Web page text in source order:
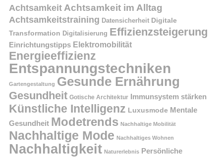
Achtsamkeit Achtsamkeit im Alltag
Achtsamkeitstraining Datensicherheit Digitale
Transformation Digitalisierung Effizienzsteigerung
Einrichtungstipps Elektromobilität
Energieeffizienz
Entspannungstechniken
Gartengestaltung Gesunde Ernährung
Gesundheit Gotische Architektur Immunsystem stärken
Künstliche Intelligenz Luxusmode Mentale
Gesundheit Modetrends Nachhaltige Mobilität
Nachhaltige Mode Nachhaltiges Wohnen
Nachhaltigkeit Naturerlebnis Persönliche